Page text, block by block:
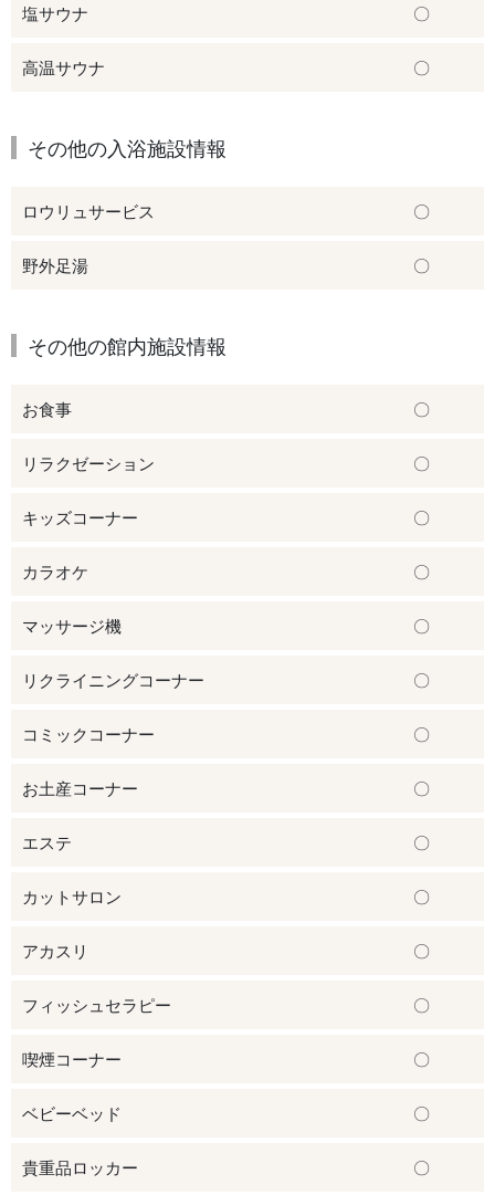
塩サウナ 〇
高温サウナ 〇
その他の入浴施設情報
ロウリュサービス 〇
野外足湯 〇
その他の館内施設情報
お食事 〇
リラクゼーション 〇
キッズコーナー 〇
カラオケ 〇
マッサージ機 〇
リクライニングコーナー 〇
コミックコーナー 〇
お土産コーナー 〇
エステ 〇
カットサロン 〇
アカスリ 〇
フィッシュセラピー 〇
喫煙コーナー 〇
ベビーベッド 〇
貴重品ロッカー 〇